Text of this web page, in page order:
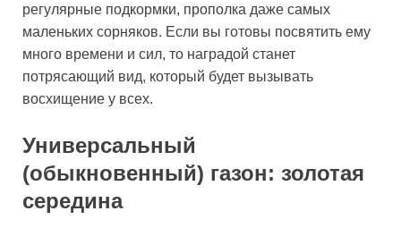
регулярные подкормки, прополка даже самых
маленьких сорняков. Если вы готовы посвятить ему
много времени и сил, то наградой станет
потрясающий вид, который будет вызывать
восхищение у всех.
Универсальный
(обыкновенный) газон: золотая
середина